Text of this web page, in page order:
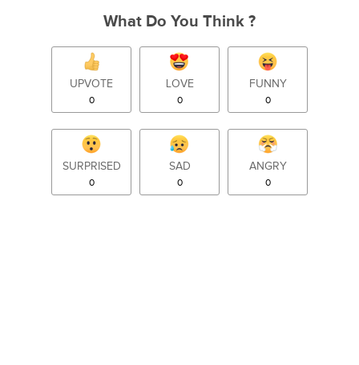
What Do You Think ?
UPVOTE
0
LOVE
0
FUNNY
0
SURPRISED
0
SAD
0
ANGRY
0